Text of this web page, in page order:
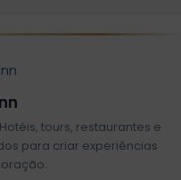
tours, restaurantes e
para criar experiências